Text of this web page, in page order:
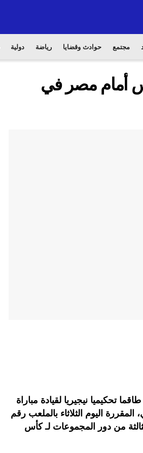
مجتمع حوادث وقضايا رياضة دولية
أمام مصر في
تحكيميا نيجيريا لقيادة مباراة
نظيره المصري، المقررة اليوم الثلاثاء بالملعب رقم
من دور المجموعات لـ كأس